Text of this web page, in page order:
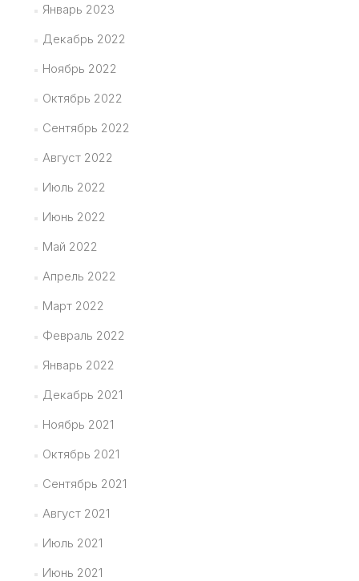
Январь 2023
Декабрь 2022
Ноябрь 2022
Октябрь 2022
Сентябрь 2022
Август 2022
Июль 2022
Июнь 2022
Май 2022
Апрель 2022
Март 2022
Февраль 2022
Январь 2022
Декабрь 2021
Ноябрь 2021
Октябрь 2021
Сентябрь 2021
Август 2021
Июль 2021
Июнь 2021